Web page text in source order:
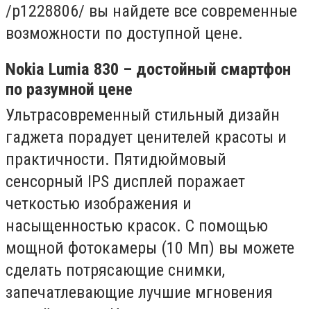
/p1228806/ вы найдете все современные
возможности по доступной цене.
Nokia Lumia 830 – достойный смартфон
по разумной цене
Ультрасовременный стильный дизайн
гаджета порадует ценителей красоты и
практичности. Пятидюймовый
сенсорный IPS дисплей поражает
четкостью изображения и
насыщенностью красок. С помощью
мощной фотокамеры (10 Мп) вы можете
сделать потрясающие снимки,
запечатлевающие лучшие мгновения